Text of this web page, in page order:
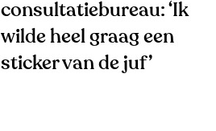
consultatiebureau: ‘Ik
wilde heel graag een
sticker van de juf’